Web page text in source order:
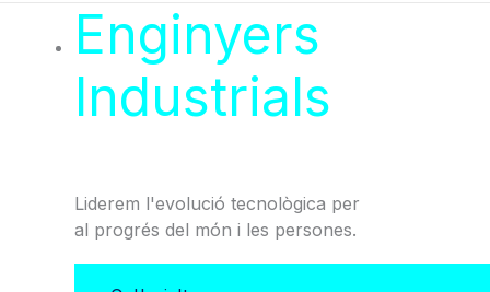
Enginyers
Industrials
Liderem l'evolució tecnològica per
al progrés del món i les persones.